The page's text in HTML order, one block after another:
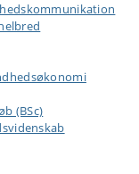
(BSc)